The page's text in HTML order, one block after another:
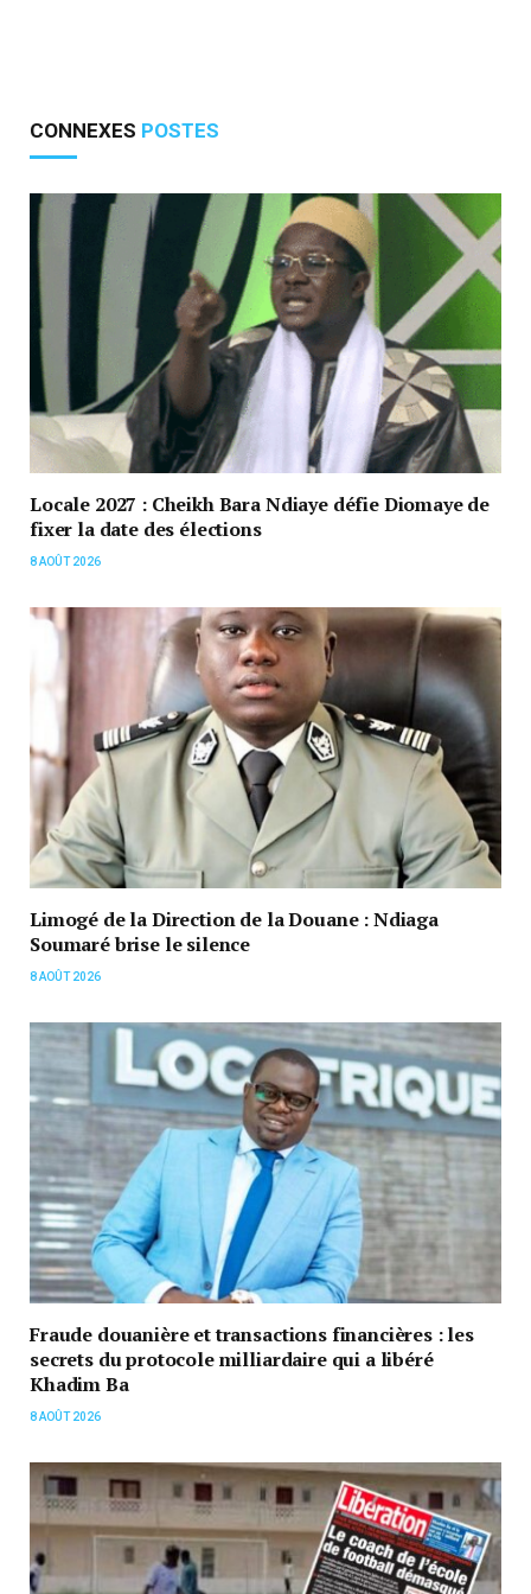
CONNEXES POSTES
Locale 2027 : Cheikh Bara Ndiaye défie Diomaye de
fixer la date des élections
8 AOÛT 2026
Limogé de la Direction de la Douane : Ndiaga
Soumaré brise le silence
8 AOÛT 2026
Fraude douanière et transactions financières : les
secrets du protocole milliardaire qui a libéré
Khadim Ba
8 AOÛT 2026